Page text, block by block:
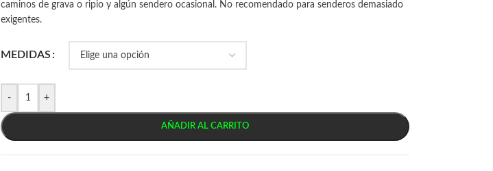
caminos de grava o ripio y algún sendero ocasional. No recomendado para senderos demasiado
exigentes.
MEDIDAS
- +
AÑADIR AL CARRITO